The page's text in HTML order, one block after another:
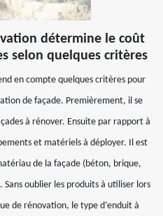
détermine le coût
selon quelques critères
en compte quelques critères pour
de façade. Premièrement, il se
à rénover. Ensuite par rapport à
et matériels à déployer. Il est
de la façade (béton, brique,
oublier les produits à utiliser lors
de rénovation, le type d’enduit à